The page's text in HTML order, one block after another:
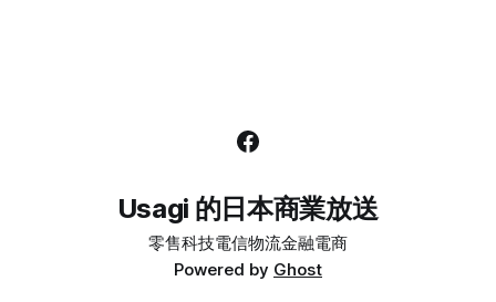
Usagi 的日本商業放送
零售科技電信物流金融電商
Powered by Ghost